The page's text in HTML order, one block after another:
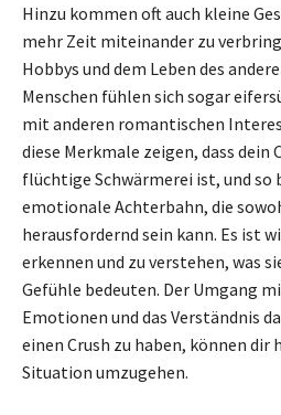
Hinzu kommen oft auch kleine
mehr Zeit miteinander zu
Hobbys und dem Leben des
Menschen fühlen sich sogar
mit anderen romantischen
diese Merkmale zeigen, dass dein
flüchtige Schwärmerei ist, und so
emotionale Achterbahn, die
herausfordernd sein kann. Es ist
erkennen und zu verstehen, was
Gefühle bedeuten. Der Umgang
Emotionen und das Verständnis
einen Crush zu haben, können dir
Situation umzugehen.